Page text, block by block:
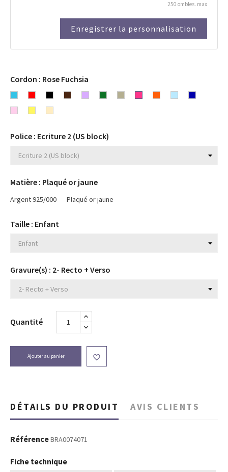
250 ombles. max
Enregistrer la personnalisation
Cordon : Rose Fuchsia
Bleu
turquoise
RougeNoir ChocolatLavande
Vert Gris
Rose
OrangeBleu
Bleu
Rose
JauneBeige
Police : Ecriture 2 (US block)
Matière : Plaqué or jaune
Argent 925/000 Plaqué or jaune
Taille : Enfant
Gravure(s) : 2- Recto + Verso
Quantité
Ajouter au panier 
DÉTAILS DU PRODUIT AVIS CLIENTS
RéférenceBRA0074071
Fiche technique